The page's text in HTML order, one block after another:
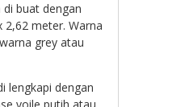
buat dengan
2,62 meter. Warna
grey atau
lengkapi dengan